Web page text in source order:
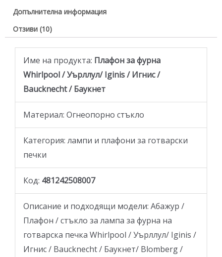
Допълнителна информация
Отзиви (10)
Име на продукта: Плафон за фурна
Whirlpool / Уърллул/ Iginis / Игнис /
Baucknecht / Баукнет
Материал: Огнеопорно стъкло
Категория: лампи и плафони за готварски
печки
Код: 481242508007
Описание и подходящи модели: Абажур /
Плафон / стъкло за лампа за фурна на
готварска печка Whirlpool / Уърллул/ Iginis /
Игнис / Baucknecht / Баукнет/ Blomberg /